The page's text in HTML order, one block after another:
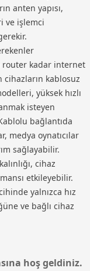
anten yapısı,
ve işlemci
router kadar internet
cihazların kablosuz
yüksek hızlı
isteyen
bağlantıda
medya oynatıcılar
sağlayabilir.
cihaz
etkileyebilir.
yalnızca hız
ve bağlı cihaz
hoş geldiniz.